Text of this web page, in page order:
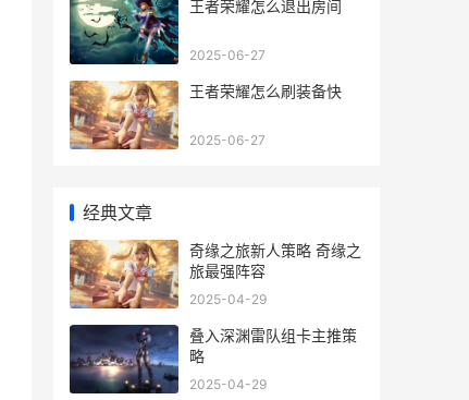
王者荣耀怎么退出房间
2025-06-27
王者荣耀怎么刷装备快
2025-06-27
经典文章
奇缘之旅新人策略 奇缘之
旅最强阵容
2025-04-29
叠入深渊雷队组卡主推策
略
2025-04-29